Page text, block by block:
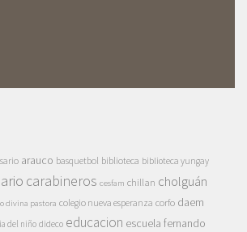
arauco basquetbol biblioteca biblioteca yungay
carabineros cesfam chillan cholguán
divina pastora colegio nueva esperanza corfo daem
del niño dideco educacion escuela fernando